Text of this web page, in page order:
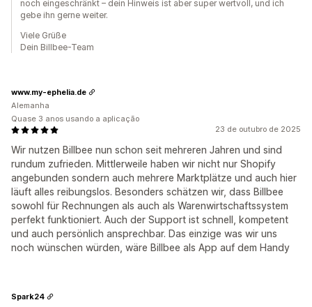
noch eingeschränkt – dein Hinweis ist aber super wertvoll, und ich
gebe ihn gerne weiter.
Viele Grüße
Dein Billbee-Team
23 de outubro de 2025
Wir nutzen Billbee nun schon seit mehreren Jahren und sind
rundum zufrieden. Mittlerweile haben wir nicht nur Shopify
angebunden sondern auch mehrere Marktplätze und auch hier
läuft alles reibungslos. Besonders schätzen wir, dass Billbee
sowohl für Rechnungen als auch als Warenwirtschaftssystem
perfekt funktioniert. Auch der Support ist schnell, kompetent
und auch persönlich ansprechbar. Das einzige was wir uns
noch wünschen würden, wäre Billbee als App auf dem Handy
www.my-ephelia.de
Alemanha
Quase 3 anos usando a aplicação
Spark24